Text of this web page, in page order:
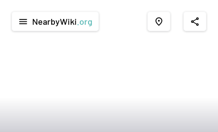
menu NearbyWiki .org place share